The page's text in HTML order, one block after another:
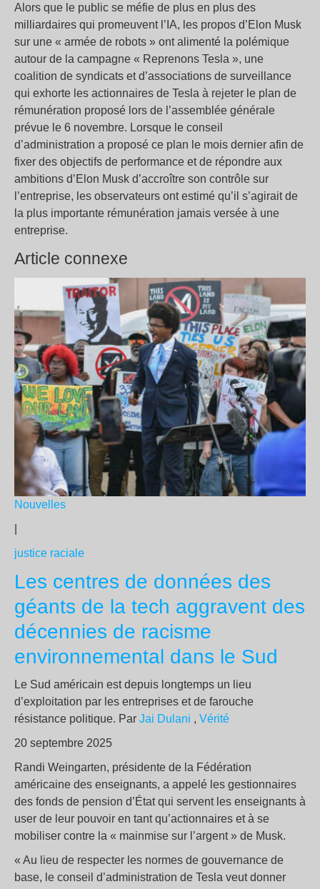
Alors que le public se méfie de plus en plus des
milliardaires qui promeuvent l’IA, les propos d’Elon Musk
sur une « armée de robots » ont alimenté la polémique
autour de la campagne « Reprenons Tesla », une
coalition de syndicats et d’associations de surveillance
qui exhorte les actionnaires de Tesla à rejeter le plan de
rémunération proposé lors de l’assemblée générale
prévue le 6 novembre. Lorsque le conseil
d’administration a proposé ce plan le mois dernier afin de
fixer des objectifs de performance et de répondre aux
ambitions d’Elon Musk d’accroître son contrôle sur
l’entreprise, les observateurs ont estimé qu’il s’agirait de
la plus importante rémunération jamais versée à une
entreprise.
Article connexe
Nouvelles
justice raciale
Les centres de données des
géants de la tech aggravent des
décennies de racisme
environnemental dans le Sud
Le Sud américain est depuis longtemps un lieu
d’exploitation par les entreprises et de farouche
résistance politique. Par Jai Dulani , Vérité​
20 septembre 2025
Randi Weingarten, présidente de la Fédération
américaine des enseignants, a appelé les gestionnaires
des fonds de pension d’État qui servent les enseignants à
user de leur pouvoir en tant qu’actionnaires et à se
mobiliser contre la « mainmise sur l’argent » de Musk.
« Au lieu de respecter les normes de gouvernance de
base, le conseil d’administration de Tesla veut donner